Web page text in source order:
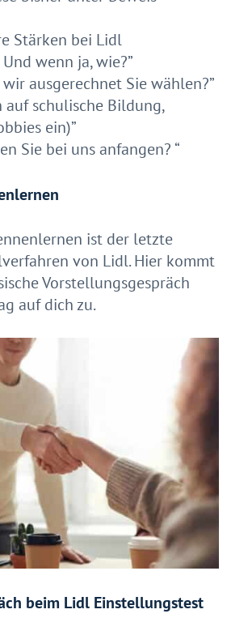
Stärken bei Lidl
wenn ja, wie?”
ausgerechnet Sie wählen?”
auf schulische Bildung,
ein)”
Sie bei uns anfangen? “
ist der letzte
von Lidl. Hier kommt
Vorstellungsgespräch
auf dich zu.
beim Lidl Einstellungstest